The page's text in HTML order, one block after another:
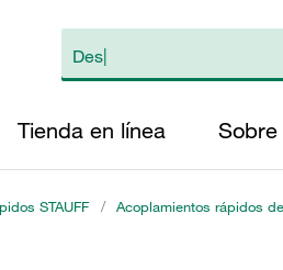
Tienda en línea Sobre
STAUFF / Acoplamientos rápidos